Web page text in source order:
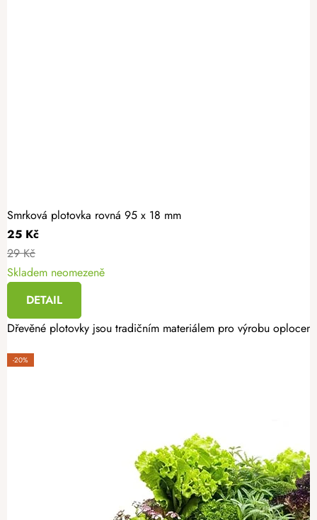
Smrková plotovka rovná 95 x 18 mm
25 Kč
29 Kč
Skladem neomezeně
DETAIL
Dřevěné plotovky jsou tradičním materiálem pro výrobu
-20%